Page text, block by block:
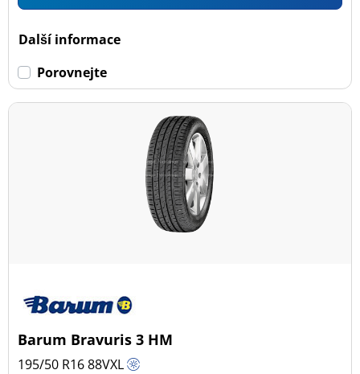
Další informace
Porovnejte
Barum Bravuris 3 HM
195/50 R1688VXL